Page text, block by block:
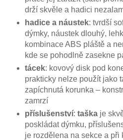
drží skvěle a hadici
hadice a náustek: tvrdší
dýmky, náustek dlouhý,
kombinace ABS pláště a
kde se pohodlně zasekne
tácek: kovový disk pod
prakticky nelze použít jako
zapíchnutá korunka –
zamrzí
příslušenství: taškaje
poskládat dýmku,
je rozdělena na sekce a při